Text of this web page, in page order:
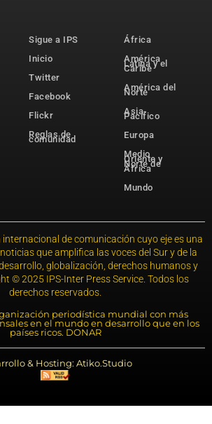
Sigue a IPS
Inicio
Twitter
Facebook
Flickr
Reglas de
comunidad
África
América
Latina y el
Caribe
América del
Norte
Asia-
Pacífico
Europa
Medio
Oriente y
Norte de
África
Mundo
de comunicación cuyo eje es una
que amplifica las voces del Sur y de la
globalización, derechos humanos y
© 2025 IPS-Inter Press Service. Todos los
derechos reservados.
periodística mundial con más
en el mundo en desarrollo que en los
países ricos. DONAR
& Hosting: Atiko.Studio